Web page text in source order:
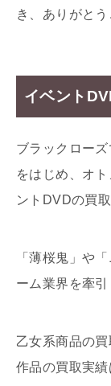
き、ありがとう
イベント
ブラックロー
をはじめ、オ
ントDVDの買
「薄桜鬼」や
ーム業界を牽
乙女系商品の
作品の買取実